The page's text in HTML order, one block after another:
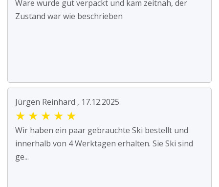
Ware wurde gut verpackt und kam zeitnah, der
Zustand war wie beschrieben
Jürgen Reinhard , 17.12.2025
★ ★ ★ ★ ★
Wir haben ein paar gebrauchte Ski bestellt und
innerhalb von 4 Werktagen erhalten. Sie Ski sind
ge...